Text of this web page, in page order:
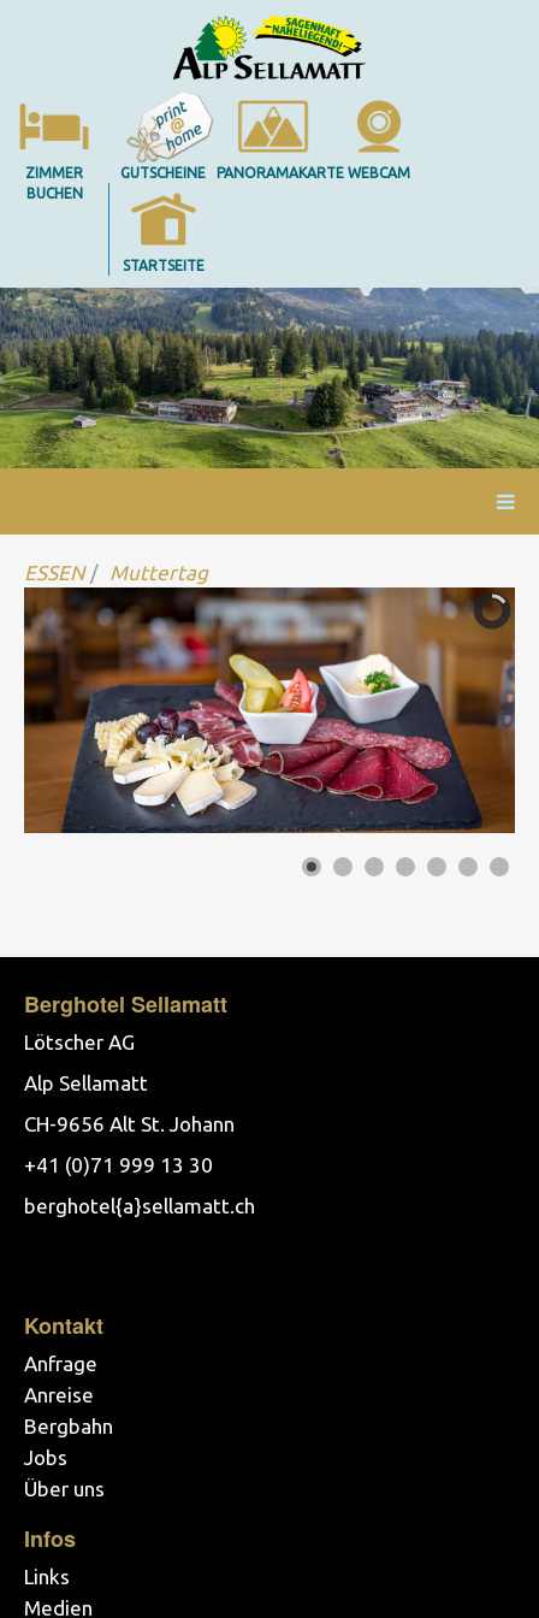
ZIMMER
BUCHEN
GUTSCHEINE PANORAMAKARTE WEBCAM
STARTSEITE
ESSEN Muttertag
Berghotel Sellamatt
Lötscher AG
Alp Sellamatt
CH-9656 Alt St. Johann
+41 (0)71 999 13 30
berghotel{a}sellamatt.ch
Kontakt
Anfrage
Anreise
Bergbahn
Jobs
Über uns
Infos
Links
Medien